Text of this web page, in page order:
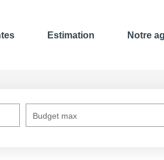
Estimation Notre
Budget max